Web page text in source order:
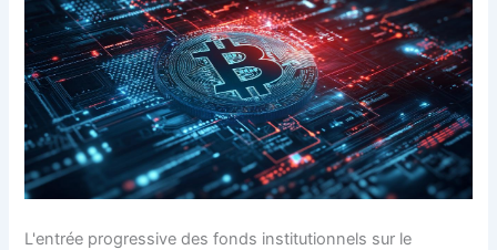
L'entrée progressive des fonds institutionnels sur le